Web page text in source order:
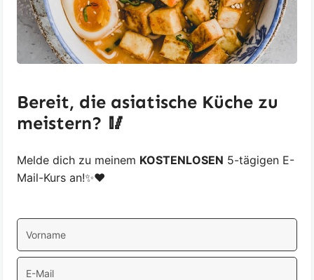
Bereit, die asiatische Küche zu
meistern? 🥢
Melde dich zu meinem KOSTENLOSEN 5-tägigen E-
Mail-Kurs an!✨❤️